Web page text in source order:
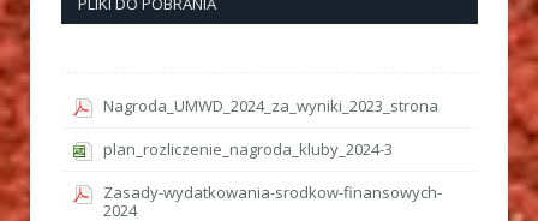
Nagroda_UMWD_2024_za_wyniki_2023_strona
plan_rozliczenie_nagroda_kluby_2024-3
Zasady-wydatkowania-srodkow-finansowych-
2024